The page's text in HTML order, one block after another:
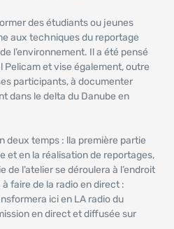
des étudiants ou jeunes
aux techniques du reportage
l’environnement. Il a été pensé
et vise également, outre
participants, à documenter
dans le delta du Danube en
deux temps : lla première partie
et en la réalisation de reportages,
l’atelier se déroulera à l’endroit
faire de la radio en direct :
ici en LA radio du
en direct et diffusée sur